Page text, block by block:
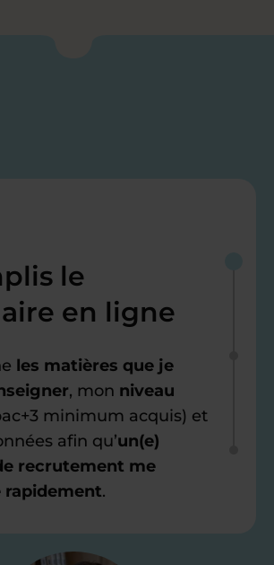
le
en ligne
les matières que je
, mon niveau
minimum acquis) et
afin qu’un(e)
recrutement me
.